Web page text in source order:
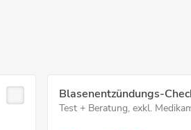
Blasenent­zünd­ungs-
Test + Beratung, exkl.